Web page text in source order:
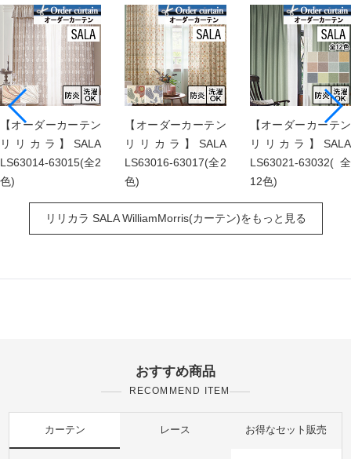
【オーダーカーテン
リリカラ】SALA
LS63014-63015(全2
色)
【オーダーカーテン
リリカラ】SALA
LS63016-63017(全2
色)
【オーダーカーテン
リリカラ】SALA
LS63021-63032(全
12色)
リリカラ SALA WilliamMorris(カーテン)をもっと見る
おすすめ商品
RECOMMEND ITEM
カーテン レース お得なセット販売